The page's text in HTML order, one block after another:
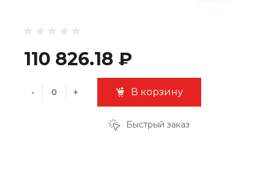
110 826.18 ₽
- + В корзину
Быстрый заказ